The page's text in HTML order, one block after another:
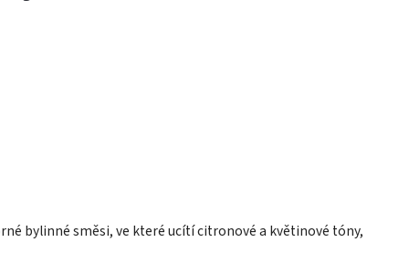
bylinné směsi, ve které ucítí citronové a květinové tóny,